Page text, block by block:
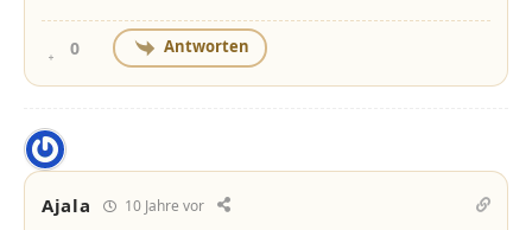
0 Antworten
Ajala 10 Jahre vor